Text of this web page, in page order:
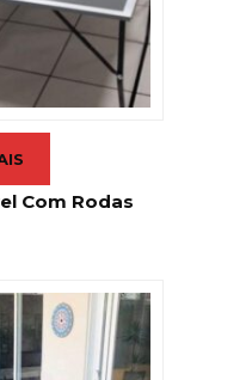
Com Rodas